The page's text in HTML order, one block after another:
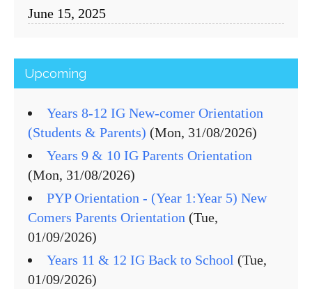
June 15, 2025
Upcoming
Years 8-12 IG New-comer Orientation
(Students & Parents) (Mon, 31/08/2026)
Years 9 & 10 IG Parents Orientation
(Mon, 31/08/2026)
PYP Orientation - (Year 1:Year 5) New
Comers Parents Orientation (Tue,
01/09/2026)
Years 11 & 12 IG Back to School (Tue,
01/09/2026)